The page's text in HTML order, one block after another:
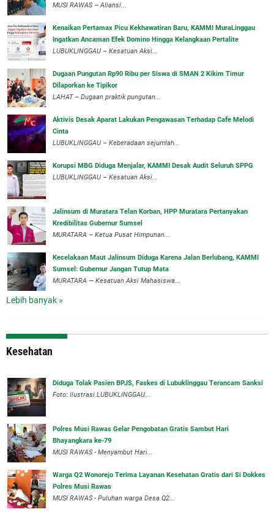
MUSI RAWAS – Aliansi...
‎Kenaikan Pertamax Picu Kekhawatiran Baru, KAMMI MuraLinggau
Ingatkan Ancaman Efek Domino Hingga Kelangkaan Pertalite
‎LUBUKLINGGAU – Kesatuan Aksi...
Dugaan Pungutan Rp90 Ribu per Siswa di SMAN 2 Kikim Timur
Dilaporkan ke Tipikor
LAHAT – Dugaan praktik pungutan...
Aktivis Desak Aparat Lakukan Pengawasan Terhadap Cafe Melodi
Cinta
LUBUKLINGGAU – Keberadaan sejumlah...
Korupsi MBG Diduga Menjalar, KAMMI Desak Audit Seluruh SPPG
‎LUBUKLINGGAU – Kesatuan Aksi...
‎Jalinsum di Muratara Telan Korban, HPP Muratara Pertanyakan
Kredibilitas Gubernur Sumsel
MURATARA – Ketua Pusat Himpunan...
‎Kecelakaan Maut Jalinsum Diduga Karena Jalan Berlubang, KAMMI
Sumsel: Gubernur Jangan Tutup Mata
‎MURATARA — Kesatuan Aksi Mahasiswa...
Lebih banyak »
Kesehatan
Diduga Tolak Pasien BPJS, Faskes di Lubuklinggau Terancam Sanksi
Foto: Ilustrasi.LUBUKLINGGAU...
Polres Musi Rawas Gelar Pengobatan Gratis Sambut Hari
Bhayangkara ke-79
MUSI RAWAS - Menyambut Hari...
Warga Q2 Wonorejo Terima Layanan Kesehatan Gratis dari Si Dokkes
Polres Musi Rawas
MUSI RAWAS - Puluhan warga Desa Q2...